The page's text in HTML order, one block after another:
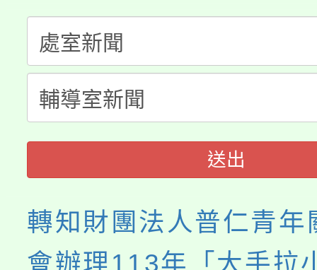
代理(課)教師甄選結果(
公告本校115學年度第
代理(課)教師甄選結果(
轉知中國文化大學推廣
《TA101》溝通分析基
程，歡迎學生輔導中心
心理、諮商輔導、社會
系所師生報名參加。
送出
轉知財團法人普仁青年
會辦理113年「大手拉